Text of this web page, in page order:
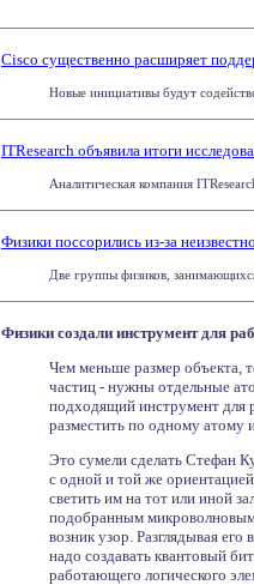
Cisco существенно расширяет
Новые инициативы будут
ITResearch объявила итоги
Аналитическая компания
Физики поссорились из-за
Две группы физиков,
Физики создали инструмент для
Чем меньше размер объекта,
частиц - нужны отдельные
подходящий инструмент для
разместить по одному атому
Это сумели сделать Стефан
с одной и той же
светить им на тот или иной
подобранным микроволновым
возник узор. Разглядывая
надо создавать квантовый
работающего логического